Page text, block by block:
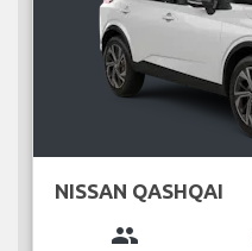
NISSAN QASHQAI
group